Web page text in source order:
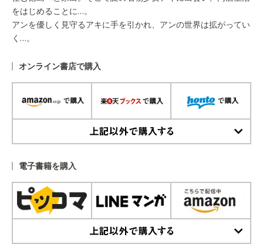
をはじめることに…。
アンを優しく見守るアキに手を引かれ、アンの世界は拡がってい
く…。
オンライン書店で購入
電子書籍を購入